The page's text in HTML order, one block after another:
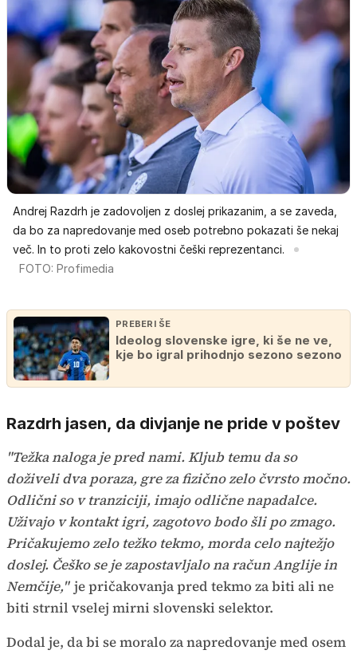
Andrej Razdrh je zadovoljen z doslej prikazanim, a se zaveda,
da bo za napredovanje med oseb potrebno pokazati še nekaj
več. In to proti zelo kakovostni češki reprezentanci.
FOTO: Profimedia
PREBERI ŠE
Ideolog slovenske igre, ki še ne ve,
kje bo igral prihodnjo sezono sezono
Razdrh jasen, da divjanje ne pride v poštev
"Težka naloga je pred nami. Kljub temu da so
doživeli dva poraza, gre za fizično zelo čvrsto močno.
Odlični so v tranziciji, imajo odlične napadalce.
Uživajo v kontakt igri, zagotovo bodo šli po zmago.
Pričakujemo zelo težko tekmo, morda celo najtežjo
doslej. Češko se je zapostavljalo na račun Anglije in
Nemčije," je pričakovanja pred tekmo za biti ali ne
biti strnil vselej mirni slovenski selektor.
Dodal je, da bi se moralo za napredovanje med osem